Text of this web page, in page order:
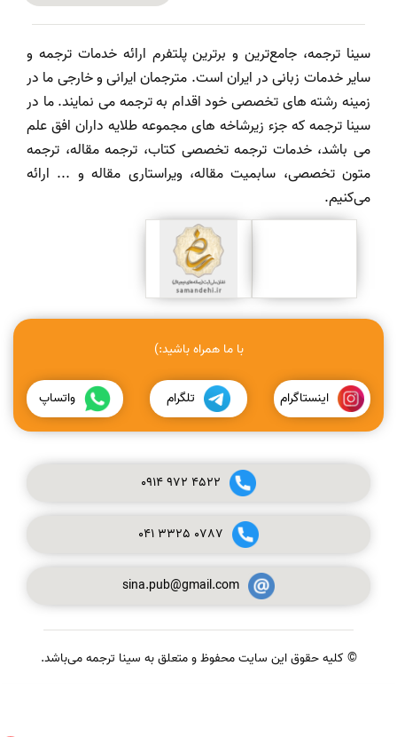
سینا ترجمه، جامع‌ترین و برترین پلتفرم ارائه خدمات ترجمه و
سایر خدمات زبانی در ایران است. مترجمان ایرانی و خارجی ما در
زمینه رشته های تخصصی خود اقدام به ترجمه می نمایند. ما در
سینا ترجمه که جزء زیرشاخه های مجموعه طلایه داران افق علم
می باشد، خدمات ترجمه تخصصی کتاب، ترجمه مقاله، ترجمه
متون تخصصی، سابمیت مقاله، ویراستاری مقاله و ... ارائه
می‌کنیم.
با ما همراه باشید:)
اینستاگرام تلگرام واتساپ
0914972 4522
041 3325 0787
sina.pub@gmail.com
© کلیه حقوق این سایت محفوظ و متعلق به سینا ترجمه می‌باشد.